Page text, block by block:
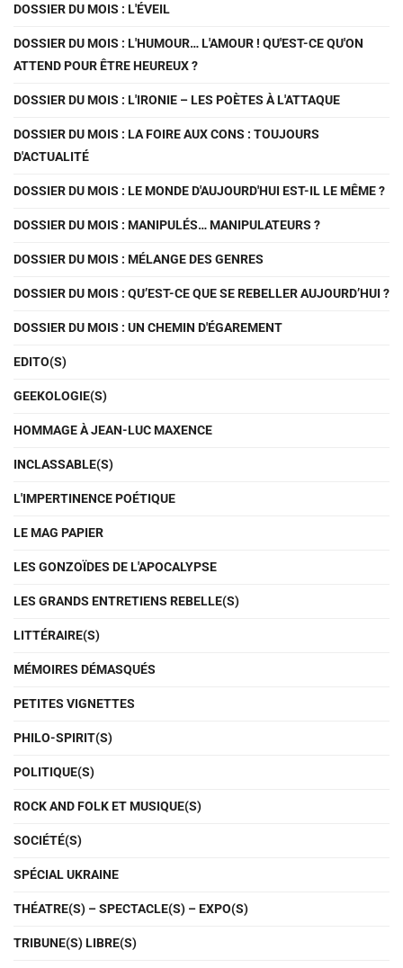
DOSSIER DU MOIS : L'ÉVEIL
DOSSIER DU MOIS : L'HUMOUR… L'AMOUR ! QU'EST-CE QU'ON
ATTEND POUR ÊTRE HEUREUX ?
DOSSIER DU MOIS : L'IRONIE – LES POÈTES À L'ATTAQUE
DOSSIER DU MOIS : LA FOIRE AUX CONS : TOUJOURS
D'ACTUALITÉ
DOSSIER DU MOIS : LE MONDE D'AUJOURD'HUI EST-IL LE MÊME ?
DOSSIER DU MOIS : MANIPULÉS… MANIPULATEURS ?
DOSSIER DU MOIS : MÉLANGE DES GENRES
DOSSIER DU MOIS : QU’EST-CE QUE SE REBELLER AUJOURD’HUI ?
DOSSIER DU MOIS : UN CHEMIN D'ÉGAREMENT
EDITO(S)
GEEKOLOGIE(S)
HOMMAGE À JEAN-LUC MAXENCE
INCLASSABLE(S)
L'IMPERTINENCE POÉTIQUE
LE MAG PAPIER
LES GONZOÏDES DE L'APOCALYPSE
LES GRANDS ENTRETIENS REBELLE(S)
LITTÉRAIRE(S)
MÉMOIRES DÉMASQUÉS
PETITES VIGNETTES
PHILO-SPIRIT(S)
POLITIQUE(S)
ROCK AND FOLK ET MUSIQUE(S)
SOCIÉTÉ(S)
SPÉCIAL UKRAINE
THÉATRE(S) – SPECTACLE(S) – EXPO(S)
TRIBUNE(S) LIBRE(S)